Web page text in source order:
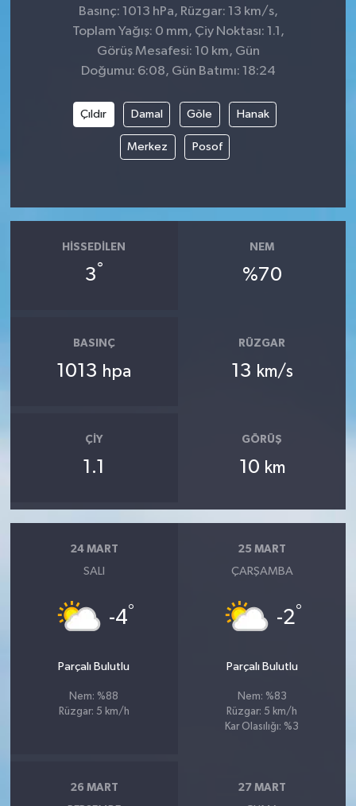
Basınç: 1013 hPa, Rüzgar: 13 km/s,
Toplam Yağış: 0 mm, Çiy Noktası: 1.1,
Görüş Mesafesi: 10 km, Gün
Doğumu: 6:08, Gün Batımı: 18:24
Çıldır Damal Göle Hanak
Merkez Posof
HISSEDILEN
3°
NEM
%70
BASINÇ
1013 hpa
RÜZGAR
13 km/s
ÇIY
1.1
GÖRÜŞ
10 km
24 MART
SALI
-4°
Parçalı Bulutlu
Nem: %88
Rüzgar: 5 km/h
25 MART
ÇARŞAMBA
-2°
Parçalı Bulutlu
Nem: %83
Rüzgar: 5 km/h
Kar Olasılığı: %3
26 MART 27 MART